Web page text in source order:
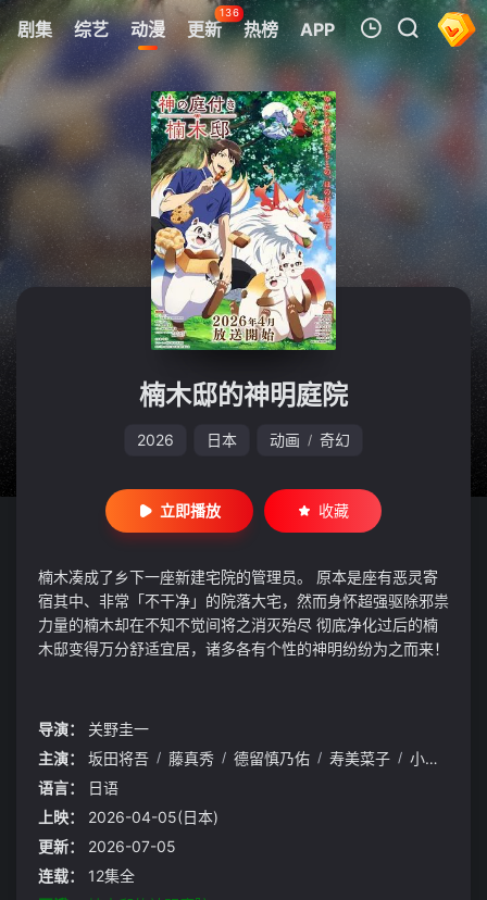
剧集 综艺 动漫 更新
136
热榜 APP
我的观影记录
暂无观看影片的记录
楠木邸的神明庭院
2026 日本 动画 / 奇幻
立即播放 收藏
楠木凑成了乡下一座新建宅院的管理员。 原本是座有恶灵寄
宿其中、非常「不干净」的院落大宅，然而身怀超强驱除邪祟
力量的楠木却在不知不觉间将之消灭殆尽 彻底净化过后的楠
木邸变得万分舒适宜居，诸多各有个性的神明纷纷为之而来！
导演：
关野圭一
主演：
坂田将吾 / 藤真秀 / 德留慎乃佑 / 寿美菜子 / 小市真琴
语言：
日语
上映：
2026-04-05(日本)
更新：
2026-07-05
连载：
12集全